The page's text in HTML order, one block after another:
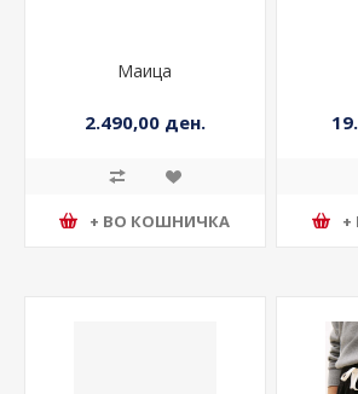
Маица
2.490,00 ден.
+ ВО КОШНИЧКА